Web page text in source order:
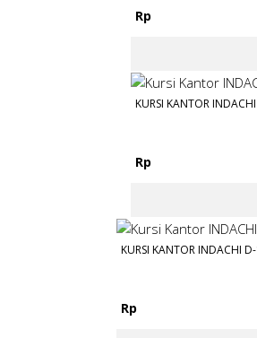
Rp
KURSI KANTOR
Rp
KURSI KANTOR INDACHI
Rp